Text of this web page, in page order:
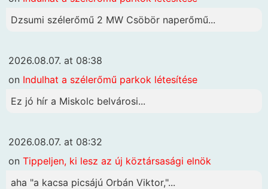
Dzsumi szélerőmű 2 MW Csöbör naperőmű...
2026.08.07. at 08:38
on Indulhat a szélerőmű parkok létesítése
Ez jó hír a Miskolc belvárosi...
2026.08.07. at 08:32
on Tippeljen, ki lesz az új köztársasági elnök
aha "a kacsa picsájú Orbán Viktor,"...